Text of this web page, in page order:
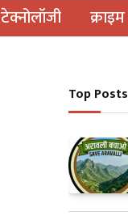
टेक्नोलॉजी क्राइम
Top Posts